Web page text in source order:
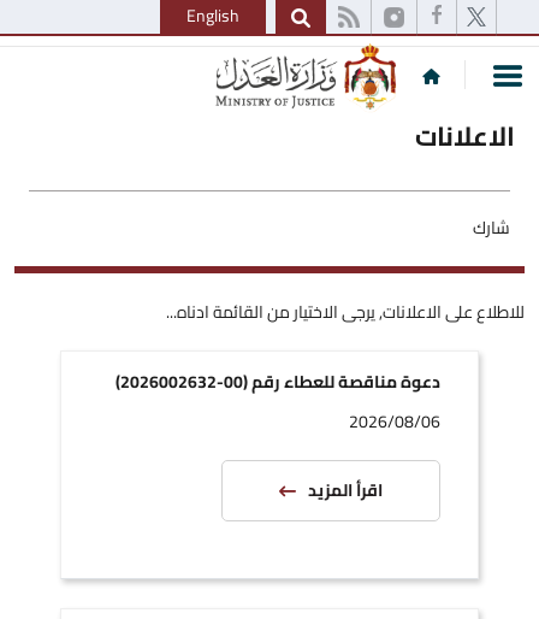
English
الاعلانات
شارك
للاطلاع على الاعلانات, يرجى الاختيار من القائمة ادناه...
دعوة مناقصة للعطاء رقم (00-2026002632)
2026/08/06
اقرأ المزيد